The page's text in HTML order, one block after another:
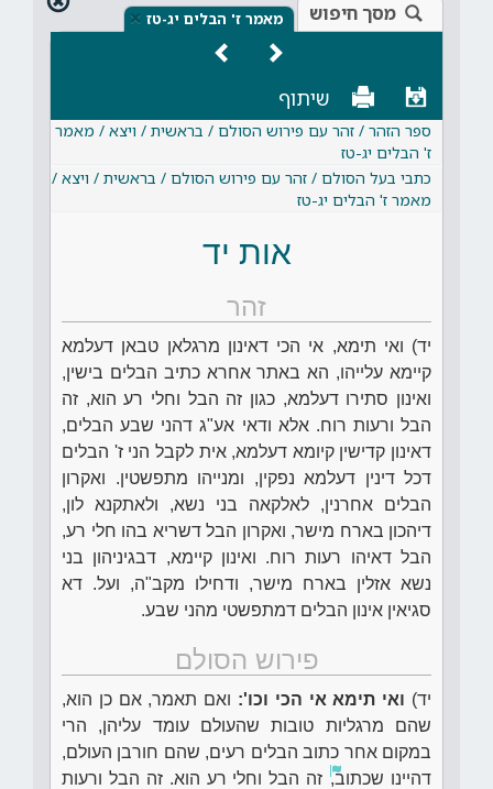
מסך חיפוש מאמר ז' הבלים יג-טז ×
שיתוף
ספר הזהר / זהר עם פירוש הסולם / בראשית / ויצא / מאמר
ז' הבלים יג-טז
כתבי בעל הסולם / זהר עם פירוש הסולם / בראשית / ויצא /
מאמר ז' הבלים יג-טז
אות יד
זהר
יד) ואי תימא, אי הכי דאינון מרגלאן טבאן דעלמא
קיימא עלייהו, הא באתר אחרא כתיב הבלים בישין,
ואינון סתירו דעלמא, כגון זה הבל וחלי רע הוא, זה
הבל ורעות רוח. אלא ודאי אע"ג דהני שבע הבלים,
דאינון קדישין קיומא דעלמא, אית לקבל הני ז' הבלים
דכל דינין דעלמא נפקין, ומנייהו מתפשטין. ואקרון
הבלים אחרנין, לאלקאה בני נשא, ולאתקנא לון,
דיהכון בארח מישר, ואקרון הבל דשריא בהו חלי רע,
הבל דאיהו רעות רוח. ואינון קיימא, דבגיניהון בני
נשא אזלין בארח מישר, ודחילו מקב"ה, ועל. דא
סגיאין אינון הבלים דמתפשטי מהני שבע.
פירוש הסולם
יד) ואי תימא אי הכי וכו': ואם תאמר, אם כן הוא,
שהם מרגליות טובות שהעולם עומד עליהן, הרי
במקום אחר כתוב הבלים רעים, שהם חורבן העולם,
דהיינו שכתוב, זה הבל וחלי רע הוא. זה הבל ורעות